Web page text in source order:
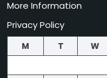
More Information
Privacy Policy
M T W